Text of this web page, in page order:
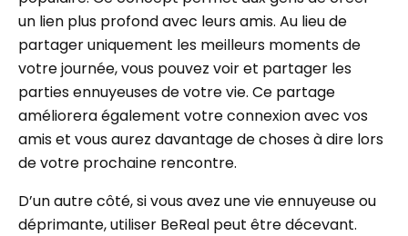
un lien plus profond avec leurs amis. Au lieu de
partager uniquement les meilleurs moments de
votre journée, vous pouvez voir et partager les
parties ennuyeuses de votre vie. Ce partage
améliorera également votre connexion avec vos
amis et vous aurez davantage de choses à dire lors
de votre prochaine rencontre.
D’un autre côté, si vous avez une vie ennuyeuse ou
déprimante, utiliser BeReal peut être décevant.